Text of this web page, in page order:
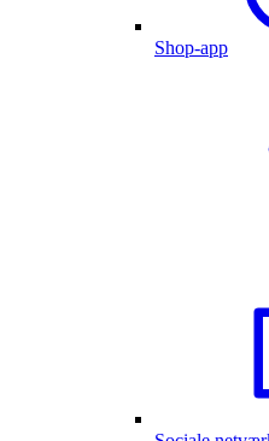
Shop-app